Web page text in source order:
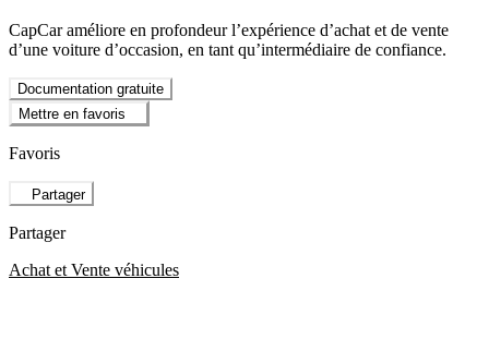
CapCar améliore en profondeur l’expérience d’achat et de vente
d’une voiture d’occasion, en tant qu’intermédiaire de confiance.
Documentation gratuite
Mettre en favoris
Favoris
Partager
Partager
Achat et Vente véhicules